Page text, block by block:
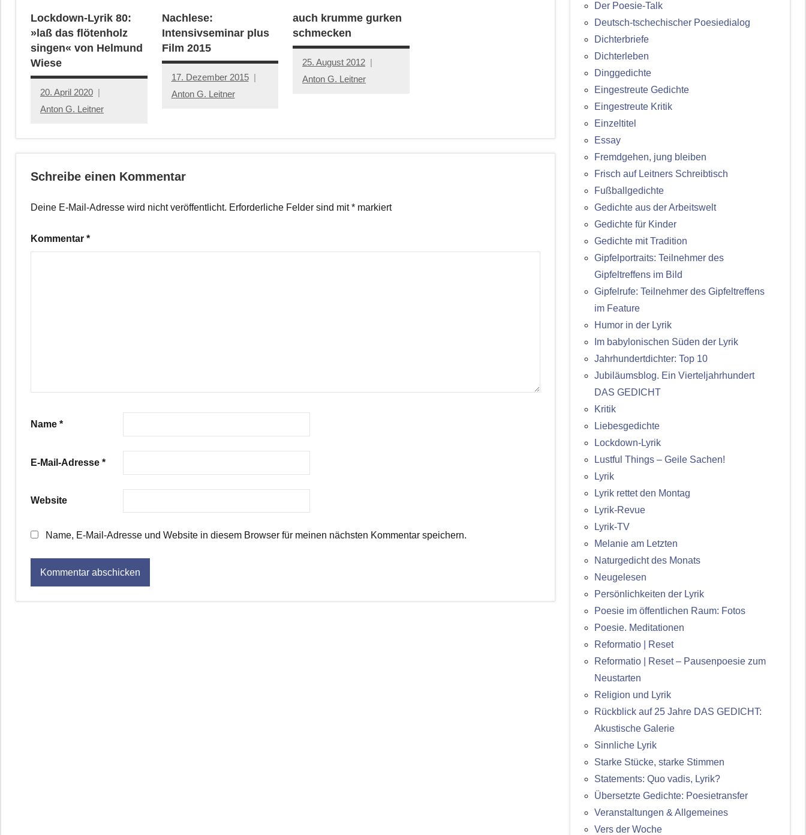
Lockdown-Lyrik 80:
»laß das flötenholz
singen« von Helmund
Wiese
20. April 2020
Anton G. Leitner
Nachlese:
Intensivseminar plus
Film 2015
17. Dezember 2015
Anton G. Leitner
auch krumme gurken
schmecken
25. August 2012
Anton G. Leitner
Schreibe einen Kommentar
Deine E-Mail-Adresse wird nicht veröffentlicht. Erforderliche Felder sind mit* markiert
Kommentar *
Name *
E-Mail-Adresse *
Website
Name, E-Mail-Adresse und Website in diesem Browser für meinen nächsten Kommentar speichern.
Der Poesie-Talk
Deutsch-tschechischer Poesiedialog
Dichterbriefe
Dichterleben
Dinggedichte
Eingestreute Gedichte
Eingestreute Kritik
Einzeltitel
Essay
Fremdgehen, jung bleiben
Frisch auf Leitners Schreibtisch
Fußballgedichte
Gedichte aus der Arbeitswelt
Gedichte für Kinder
Gedichte mit Tradition
Gipfelportraits: Teilnehmer des
Gipfeltreffens im Bild
Gipfelrufe: Teilnehmer des Gipfeltreffens
im Feature
Humor in der Lyrik
Im babylonischen Süden der Lyrik
Jahrhundertdichter: Top 10
Jubiläumsblog. Ein Vierteljahrhundert
DAS GEDICHT
Kritik
Liebesgedichte
Lockdown-Lyrik
Lustful Things – Geile Sachen!
Lyrik
Lyrik rettet den Montag
Lyrik-Revue
Lyrik-TV
Melanie am Letzten
Naturgedicht des Monats
Neugelesen
Persönlichkeiten der Lyrik
Poesie im öffentlichen Raum: Fotos
Poesie. Meditationen
Reformatio | Reset
Reformatio | Reset – Pausenpoesie zum
Neustarten
Religion und Lyrik
Rückblick auf 25 Jahre DAS GEDICHT:
Akustische Galerie
Sinnliche Lyrik
Starke Stücke, starke Stimmen
Statements: Quo vadis, Lyrik?
Übersetzte Gedichte: Poesietransfer
Veranstaltungen & Allgemeines
Vers der Woche